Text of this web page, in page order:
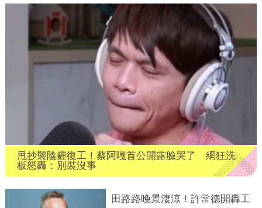
甩抄襲陰霾復工！蔡阿嘎首公開露臉哭了 網狂洗
板怒轟：別裝沒事
田路路晚景淒涼！許常德開轟工